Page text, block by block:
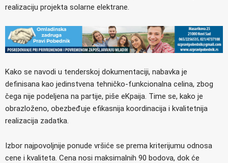
realizaciju projekta solarne elektrane.
Kako se navodi u tenderskoj dokumentaciji, nabavka je
definisana kao jedinstvena tehničko-funkcionalna celina, zbog
čega nije podeljena na partije, piše eKpaija. Time se, kako je
obrazloženo, obezbeđuje efikasnija koordinacija i kvalitetnija
realizacija zadatka.
Izbor najpovoljnije ponude vršiće se prema kriterijumu odnosa
cene i kvaliteta. Cena nosi maksimalnih 90 bodova, dok će